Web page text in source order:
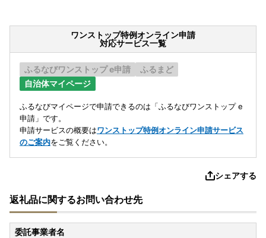
ワンストップ特例オンライン申請
対応サービス一覧
ふるなびワンストップ e申請
ふるまど
自治体マイページ
ふるなびマイページで申請できるのは「ふるなびワンストップ e
申請」です。
申請サービスの概要はワンストップ特例オンライン申請サービス
のご案内をご覧ください。
シェアする
返礼品に関するお問い合わせ先
委託事業者名